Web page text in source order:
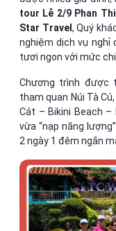
tour Lễ 2/9 Phan
Star Travel , Quý
nghiệm dịch vụ nghỉ
tươi ngon với mức chi
Chương trình được
tham quan Núi Tà
Cát – Bikini Beach –
vừa “nạp năng
2 ngày 1 đêm ngắn